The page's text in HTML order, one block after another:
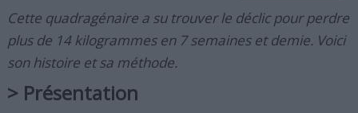
Cette quadragénaire a su trouver le déclic pour perdre
plus de 14 kilogrammes en 7 semaines et demie. Voici
son histoire et sa méthode.
> Présentation